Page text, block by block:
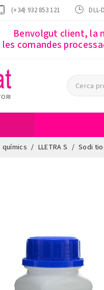
(+34) 932 853 121 DLL-
Benvolgut client, la
comandes
LLETRA S Sodi